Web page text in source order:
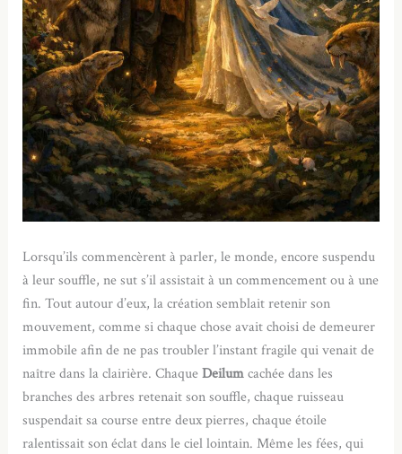
Lorsqu’ils commencèrent à parler, le monde, encore suspendu
à leur souffle, ne sut s’il assistait à un commencement ou à une
fin. Tout autour d’eux, la création semblait retenir son
mouvement, comme si chaque chose avait choisi de demeurer
immobile afin de ne pas troubler l’instant fragile qui venait de
naître dans la clairière. ChaqueDeilumcachée dans les
branches des arbres retenait son souffle, chaque ruisseau
suspendait sa course entre deux pierres, chaque étoile
ralentissait son éclat dans le ciel lointain. Même les fées, qui